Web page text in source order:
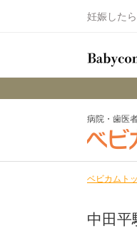
妊娠した
病院・歯医
ベビカムト
中田平